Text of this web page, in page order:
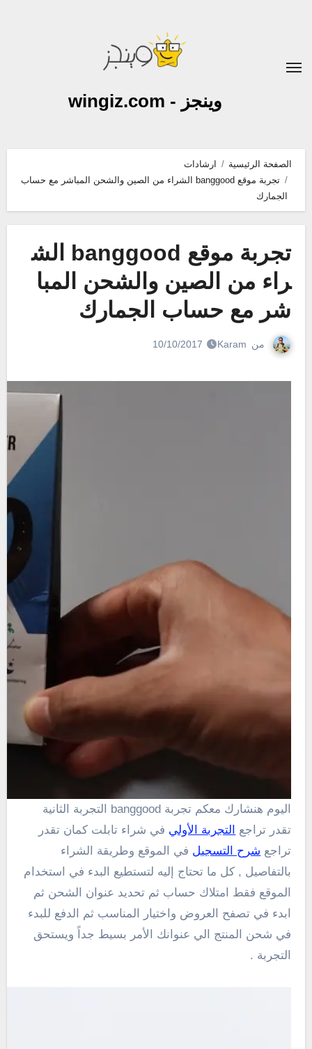
وينجز - wingiz.com
الصفحة الرئيسية
ارشادات
تجربة موقع banggood الشراء من الصين والشحن المباشر مع حساب
الجمارك
تجربة موقع banggood الش
راء من الصين والشحن المبا
شر مع حساب الجمارك
من Karam
10/10/2017
تقدر تراجع
التجربة الأولي في شراء تابلت كمان تقدر
تراجع شرح التسجيل في الموقع وطريقة الشراء
بالتفاصيل , كل ما تحتاج إليه لتستطيع البدء في استخدام
الموقع فقط امتلاك حساب ثم تحديد عنوان الشحن ثم
ابدء في تصفح العروض واختيار المناسب ثم الدفع للبدء
في شحن المنتج الي عنوانك الأمر بسيط جداً ويستحق
التجربة .